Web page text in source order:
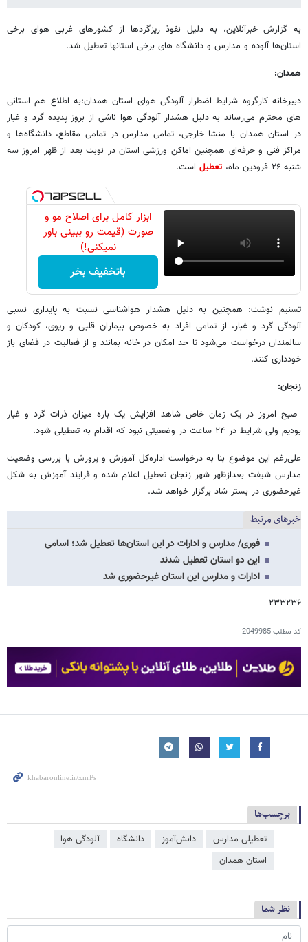
به گزارش خبرآنلاین، به دلیل نفوذ ریزگردها از کشورهای غربی هوای برخی
استان‌ها آلوده و مدارس و دانشگاه های برخی استانها تعطیل شد.
همدان:
دبیرخانه کارگروه شرایط اضطرار آلودگی هوای استان همدان:به اطلاع هم استانی
های محترم می‌رساند به دلیل هشدار آلودگی هوا ناشی از بروز پدیده گرد و غبار
در استان همدان با منشا خارجی، تمامی مدارس در تمامی مقاطع، دانشگاه‌ها و
مراکز فنی و حرفه‌ای همچنین اماکن ورزشی استان در نوبت بعد از ظهر امروز سه
شنبه ۲۶ فرودین ماه،
تعطیل است.
ابزار کامل برای اصلاح مو و
صورت (قیمت رو ببینی باور
نمیکنی!)
باتخفیف بخر
تسنیم نوشت: همچنین به دلیل هشدار هواشناسی نسبت به پایداری نسبی
آلودگی گرد و غبار، از تمامی افراد به خصوص بیماران قلبی و ریوی، کودکان و
سالمندان درخواست می‌شود تا حد امکان در خانه بمانند و از فعالیت در فضای باز
خودداری کنند.
زنجان:
صبح امروز در یک زمان خاص شاهد افزایش یک باره میزان ذرات گرد و غبار
بودیم ولی شرایط در ۲۴ ساعت در وضعیتی نبود که اقدام به تعطیلی شود.
علی‌رغم این موضوع بنا به درخواست اداره‌کل آموزش و پرورش با بررسی وضعیت
مدارس شیفت بعدازظهر شهر زنجان تعطیل اعلام شده و فرایند آموزش به شکل
غیرحضوری در بستر شاد برگزار خواهد شد.
خبرهای مرتبط
فوری/ مدارس و ادارات در این استان‌ها تعطیل شد؛ اسامی
این دو استان تعطیل شدند
ادارات و مدارس این استان غیرحضوری شد
۲۳۳۲۳۶
کد مطلب2049985
برچسب‌ها
تعطیلی مدارس دانش‌آموز دانشگاه
آلودگی هوا
استان همدان
نظر شما